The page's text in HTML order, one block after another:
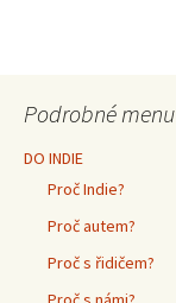
Podrobné menu
DO INDIE
Proč Indie?
Proč autem?
Proč s řidičem?